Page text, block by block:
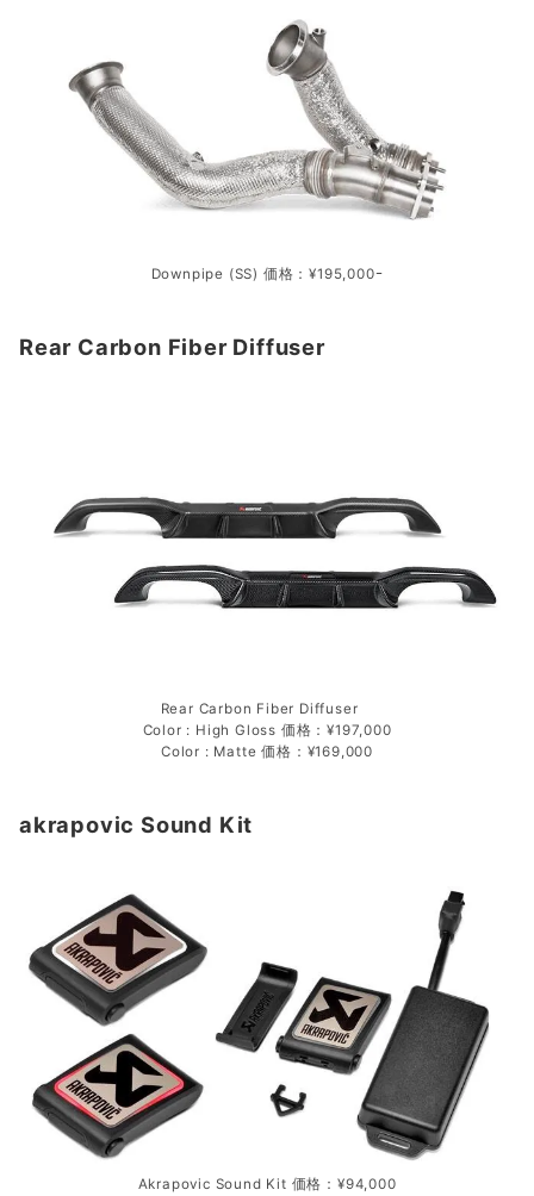
Downpipe (SS) 価格：¥195,000ｰ
Rear Carbon Fiber Diffuser
Rear Carbon Fiber Diffuser
Color : High Gloss 価格：¥197,000
Color : Matte 価格：¥169,000
akrapovic Sound Kit
Akrapovic Sound Kit 価格：¥94,000